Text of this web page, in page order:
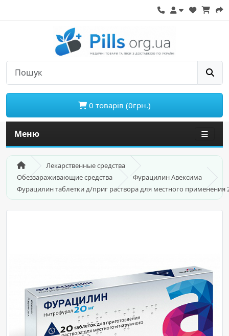
0 товарів (0грн.)
Меню
Лекарственные средства
Обеззараживающие средства
Фурацилин Авексима
Фурацилин таблетки д/приг раствора для местного применения